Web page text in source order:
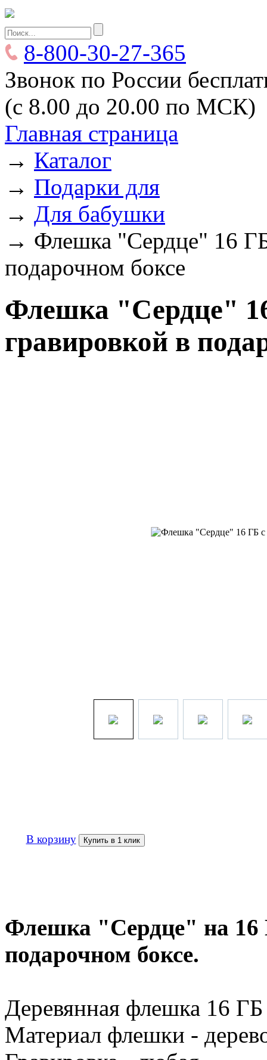
8-800-30-27-365
Звонок по России
(с 8.00 до 20.00 по МСК)
Главная страница
→ Каталог
→ Подарки для
→ Для бабушки
→ Флешка "Сердце" 16
подарочном боксе
Флешка "Сердце"
гравировкой в
В корзину Купить в 1 клик
Флешка "Сердце" на 16
подарочном боксе.
Деревянная флешка 16
Материал флешки -